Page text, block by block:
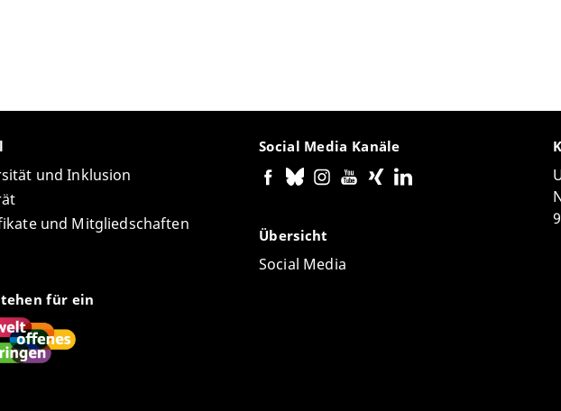
und Inklusion
und Mitgliedschaften
für ein
Social Media Kanäle
Übersicht
Social Media